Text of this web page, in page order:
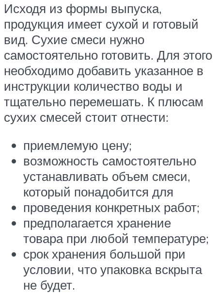
Исходя из формы выпуска,
продукция имеет сухой и готовый
вид. Сухие смеси нужно
самостоятельно готовить. Для этого
необходимо добавить указанное в
инструкции количество воды и
тщательно перемешать. К плюсам
сухих смесей стоит отнести:
приемлемую цену;
возможность самостоятельно
устанавливать объем смеси,
который понадобится для
проведения конкретных работ;
предполагается хранение
товара при любой температуре;
срок хранения большой при
условии, что упаковка вскрыта
не будет.